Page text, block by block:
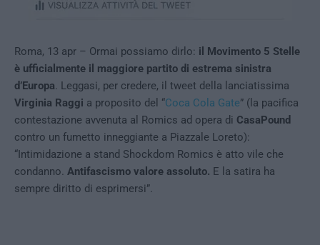
Roma, 13 apr – Ormai possiamo dirlo: il Movimento 5 Stelle
è ufficialmente il maggiore partito di estrema sinistra
d’Europa. Leggasi, per credere, il tweet della lanciatissima
Virginia Raggi a proposito del “Coca Cola Gate” (la pacifica
contestazione avvenuta al Romics ad opera di CasaPound
contro un fumetto inneggiante a Piazzale Loreto):
“Intimidazione a stand Shockdom Romics è atto vile che
condanno. Antifascismo valore assoluto. E la satira ha
sempre diritto di esprimersi”.